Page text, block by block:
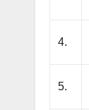
4.
5.